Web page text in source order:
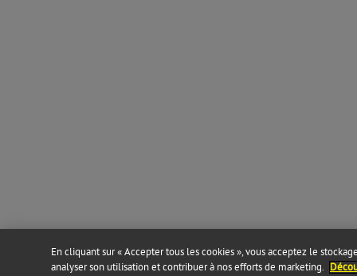
En cliquant sur « Accepter tous les cookies », vous acceptez le
analyser son utilisation et contribuer à nos efforts de marketing.